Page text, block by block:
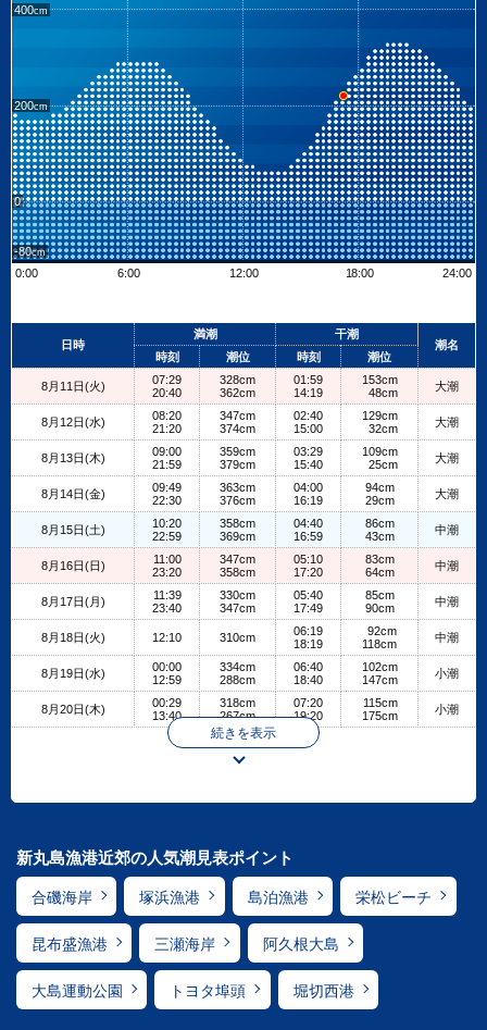
400
200
0
-80
0:00
6:00 12:00 18:00 24:00
+
日時
満潮
干潮
潮名
時刻
潮位 時刻 潮位
8月11日(火)
07:29
20:40
328cm
362cm
01:59
14:19
153cm
48cm
大潮
8月12日(水)
08:20
21:20
347cm
374cm
02:40
15:00
129cm
32cm
大潮
8月13日(木)
09:00
21:59
359cm
379cm
03:29
15:40
109cm
25cm
大潮
8月14日(金)
09:49
22:30
363cm
376cm
04:00
16:19
94cm
29cm
大潮
8月15日(土)
10:20
22:59
358cm
369cm
04:40
16:59
86cm
43cm
中潮
8月16日(日)
11:00
23:20
347cm
358cm
05:10
17:20
83cm
64cm
中潮
8月17日(月)
11:39
23:40
330cm
347cm
05:40
17:49
85cm
90cm
中潮
8月18日(火) 12:10 310cm
06:19
18:19
92cm
118cm
中潮
8月19日(水)
00:00
12:59
334cm
288cm
06:40
18:40
102cm
147cm
小潮
8月20日(木)
00:29
13:40
318cm
267cm
07:20
19:20
115cm
175cm
小潮
続きを表示
新丸島漁港近郊の人気潮見表ポイント
合磯海岸 塚浜漁港 島泊漁港 栄松ビーチ
昆布盛漁港 三瀬海岸 阿久根大島
大島運動公園 トヨタ埠頭 堀切西港